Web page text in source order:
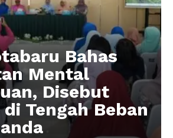
Bahas
Mental
Disebut
Tengah Beban